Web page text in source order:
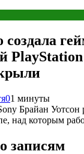
создала
01 минуты
Брайан Уотсон
над которым
записям